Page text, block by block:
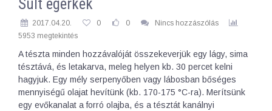
Sült egérkék
2017.04.20. 0 0
Nincs hozzászólás
5953 megtekintés
A tészta minden hozzávalóját összekeverjük egy lágy, sima
tésztává, és letakarva, meleg helyen kb. 30 percet kelni
hagyjuk. Egy mély serpenyőben vagy lábosban bőséges
mennyiségű olajat hevítünk (kb. 170-175 °C-ra). Merítsünk
egy evőkanalat a forró olajba, és a tésztát kanálnyi